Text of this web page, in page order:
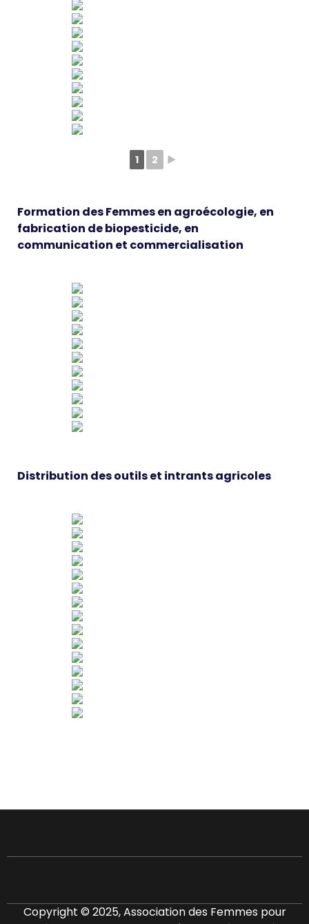
1 2 ►
Formation des Femmes en agroécologie, en
fabrication de biopesticide, en
communication et commercialisation
Distribution des outils et intrants agricoles
Copyright © 2025, Association des Femmes pour